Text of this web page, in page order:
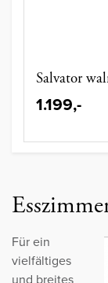
Salvator
1.199,-
Für ein
vielfältiges